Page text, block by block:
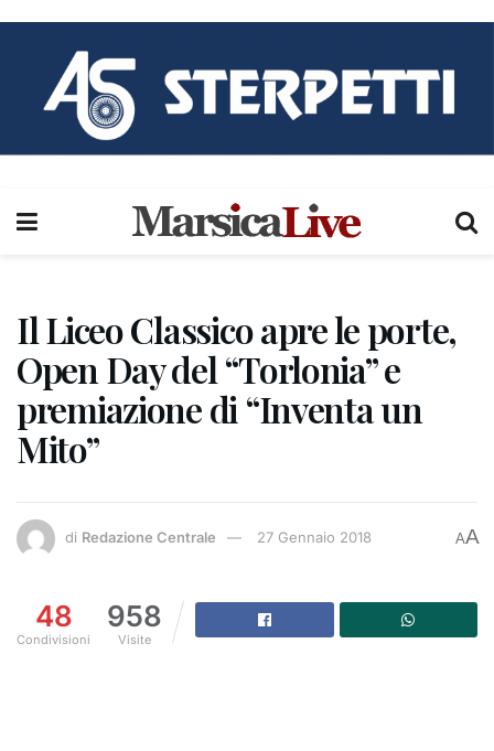
Il Liceo Classico apre le porte,
Open Day del “Torlonia” e
premiazione di “Inventa un
Mito”
di Redazione Centrale 27 Gennaio 2018 AA
48
Condivisioni
958
Visite